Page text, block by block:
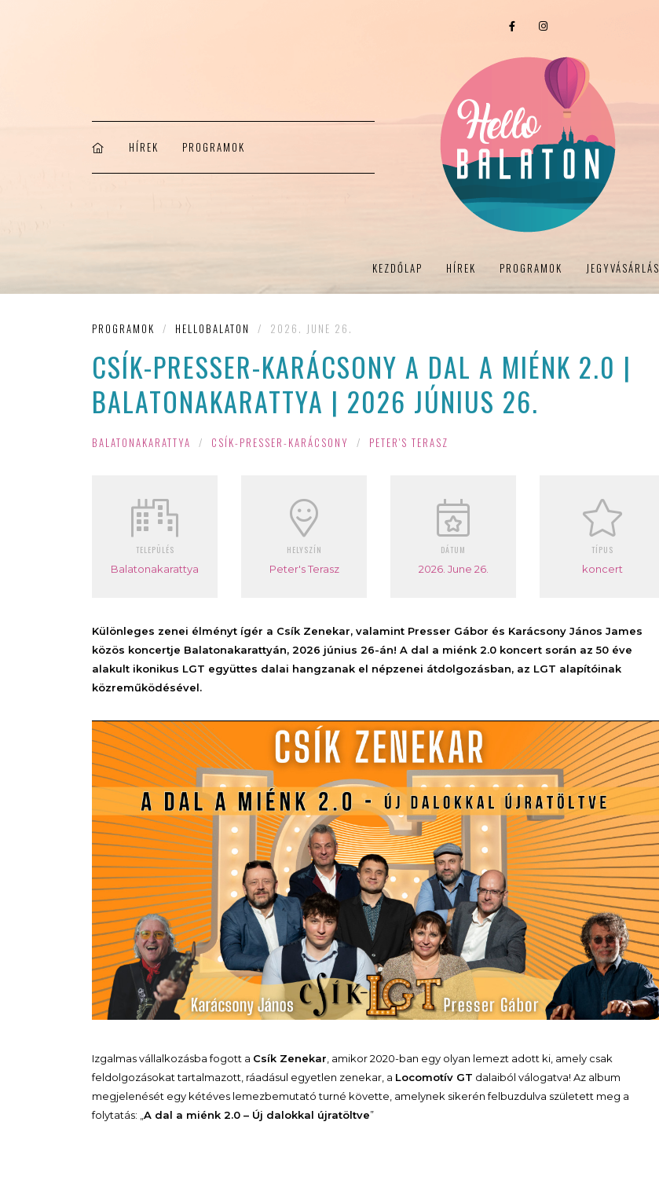
HÍREK PROGRAMOK
KEZDŐLAP HÍREK PROGRAMOK JEGYVÁSÁRLÁS
PROGRAMOK / HELLOBALATON / 2026. JUNE 26.
CSÍK-PRESSER-KARÁCSONY A DAL A MIÉNK 2.0 |
BALATONAKARATTYA | 2026 JÚNIUS 26.
BALATONAKARATTYA / CSÍK-PRESSER-KARÁCSONY / PETER'S TERASZ
TELEPÜLÉS
Balatonakarattya
HELYSZÍN
Peter's Terasz
DÁTUM
2026. June 26.
TÍPUS
koncert
Különleges zenei élményt ígér a Csík Zenekar, valamint Presser Gábor és Karácsony János James
közös koncertje Balatonakarattyán, 2026 június 26-án! A dal a miénk 2.0 koncert során az 50 éve
alakult ikonikus LGT együttes dalai hangzanak el népzenei átdolgozásban, az LGT alapítóinak
közreműködésével.
Izgalmas vállalkozásba fogott a Csík Zenekar, amikor 2020-ban egy olyan lemezt adott ki, amely csak
feldolgozásokat tartalmazott, ráadásul egyetlen zenekar, a Locomotív GT dalaiból válogatva! Az album
megjelenését egy kétéves lemezbemutató turné követte, amelynek sikerén felbuzdulva született meg a
folytatás: „A dal a miénk 2.0 – Új dalokkal újratöltve”